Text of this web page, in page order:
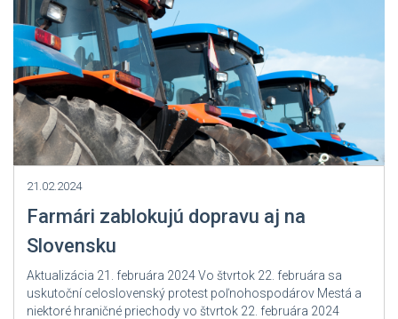
21.02.2024
Farmári zablokujú dopravu aj na
Slovensku
Aktualizácia 21. februára 2024 Vo štvrtok 22. februára sa
uskutoční celoslovenský protest poľnohospodárov Mestá a
niektoré hraničné priechody vo štvrtok 22. februára 2024